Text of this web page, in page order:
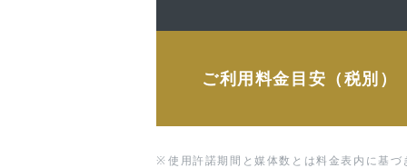
ご利用料金目安（税別）
※ 使用許諾期間と媒体数とは料金表内に基づ